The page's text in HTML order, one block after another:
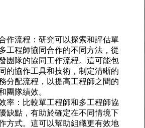
作流程：研究可以探索和評估單
工程師協同合作的不同方法，從
團隊的協同工作流程。這可能包
的協作工具和技術，制定清晰的
分配流程，以提高工程師之間的
團隊績效。
率：比較單工程師和多工程師協
缺點，有助於確定在不同情境下
方式。這可以幫助組織更有效地